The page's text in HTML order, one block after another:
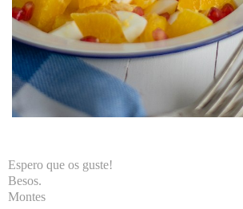
Espero que os guste!
Besos.
Montes